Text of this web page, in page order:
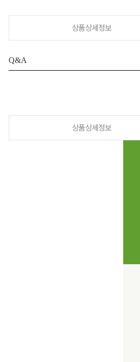
상품상세정보
Q&A
상품상세정보